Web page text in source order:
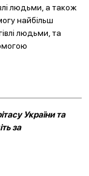
людьми, а також
найбільш
людьми, та
України та
за